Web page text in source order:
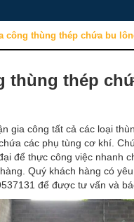
công thùng thép chứa bu
thùng thép
gia công tất cả các loại
các phụ tùng cơ khí.
để thực công việc nhanh
Quý khách hàng có
để được tư vấn và